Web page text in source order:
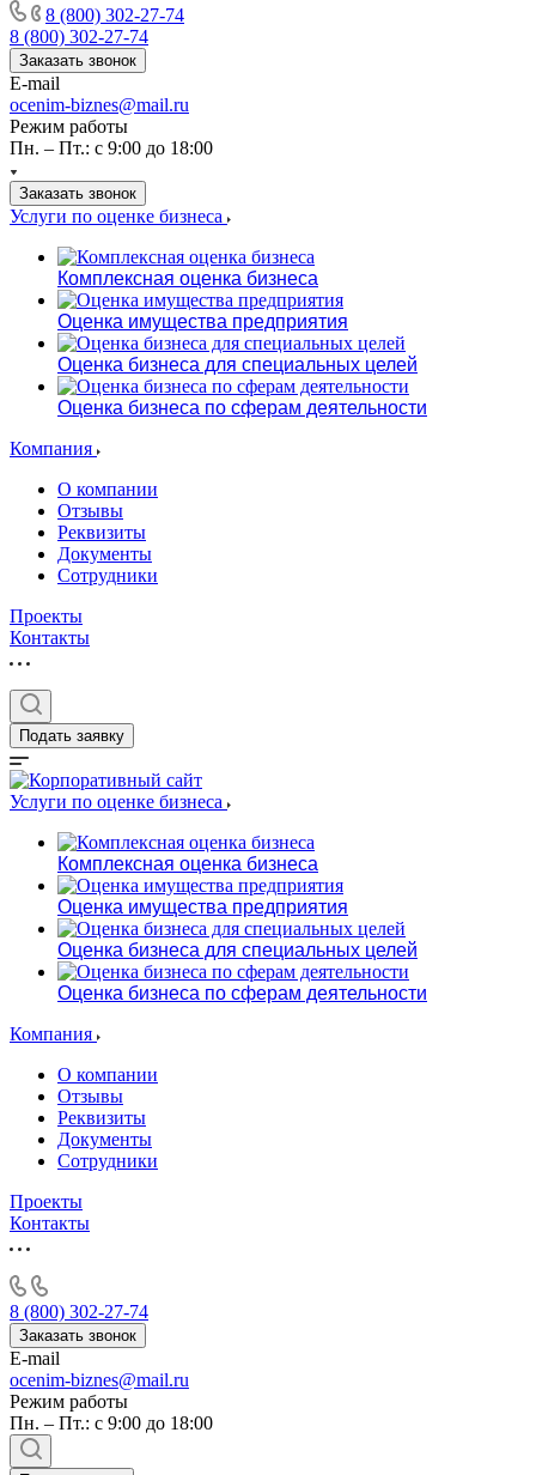
8 (800) 302-27-74
8 (800) 302-27-74
Заказать звонок
E-mail
ocenim-biznes@mail.ru
Режим работы
Пн. – Пт.: с 9:00 до 18:00
Заказать звонок
Услуги по оценке бизнеса
Комплексная оценка бизнеса
Оценка имущества предприятия
Оценка бизнеса для специальных целей
Оценка бизнеса по сферам деятельности
Компания
О компании
Отзывы
Реквизиты
Документы
Сотрудники
Проекты
Контакты
Подать заявку
Услуги по оценке бизнеса
Комплексная оценка бизнеса
Оценка имущества предприятия
Оценка бизнеса для специальных целей
Оценка бизнеса по сферам деятельности
Компания
О компании
Отзывы
Реквизиты
Документы
Сотрудники
Проекты
Контакты
8 (800) 302-27-74
Заказать звонок
E-mail
ocenim-biznes@mail.ru
Режим работы
Пн. – Пт.: с 9:00 до 18:00